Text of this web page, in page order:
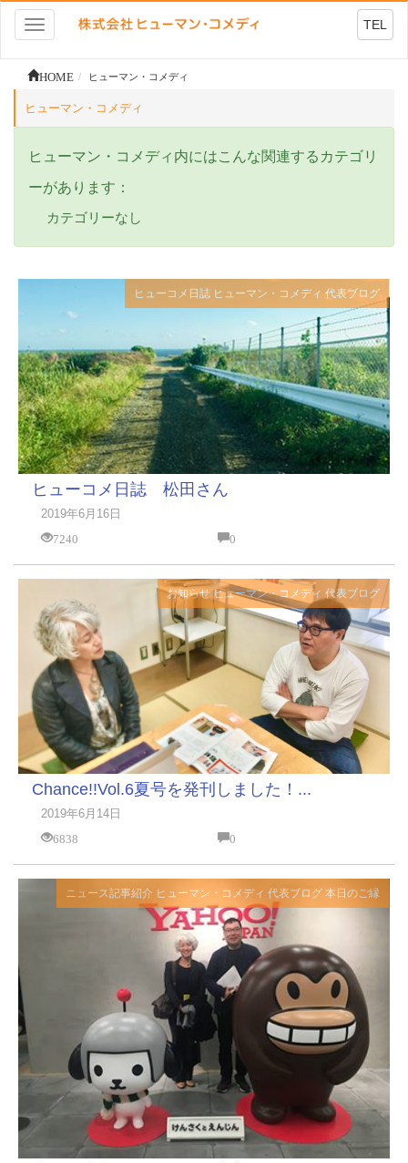
Toggle
navigation
TEL
HOME ヒューマン・コメディ
ヒューマン・コメディ
ヒューマン・コメディ内にはこんな関連するカテゴリ
ーがあります：
カテゴリーなし
ヒューコメ日誌 ヒューマン・コメディ 代表ブログ
ヒューコメ日誌 松田さん
2019年6月16日
7240
0
お知らせ ヒューマン・コメディ 代表ブログ
Chance!!Vol.6夏号を発刊しました！...
2019年6月14日
6838
0
ニュース記事紹介 ヒューマン・コメディ 代表ブログ 本日のご縁